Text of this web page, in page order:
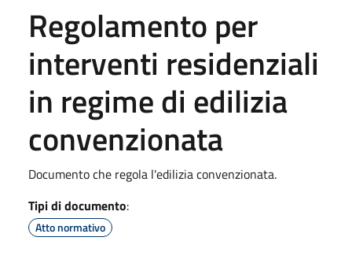
Regolamento per
interventi residenziali
in regime di edilizia
convenzionata
Documento che regola l'edilizia convenzionata.
Tipi di documento:
Atto normativo